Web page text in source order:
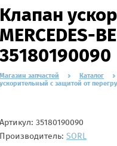
Клапан
MERCEDES-
35180190090
Магазин запчастей Каталог
ускорительный с защитой от
Артикул: 35180190090
Производитель: SORL